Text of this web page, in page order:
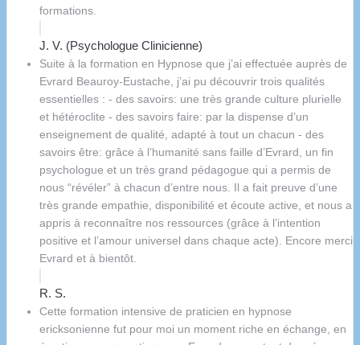
formations.
J. V. (Psychologue Clinicienne)
Suite à la formation en Hypnose que j’ai effectuée auprès de
Evrard Beauroy-Eustache, j’ai pu découvrir trois qualités
essentielles : - des savoirs: une très grande culture plurielle
et hétéroclite - des savoirs faire: par la dispense d’un
enseignement de qualité, adapté à tout un chacun - des
savoirs être: grâce à l’humanité sans faille d’Evrard, un fin
psychologue et un très grand pédagogue qui a permis de
nous “révéler” à chacun d’entre nous. Il a fait preuve d’une
très grande empathie, disponibilité et écoute active, et nous a
appris à reconnaître nos ressources (grâce à l’intention
positive et l’amour universel dans chaque acte). Encore merci
Evrard et à bientôt.
R. S.
Cette formation intensive de praticien en hypnose
ericksonienne fut pour moi un moment riche en échange, en